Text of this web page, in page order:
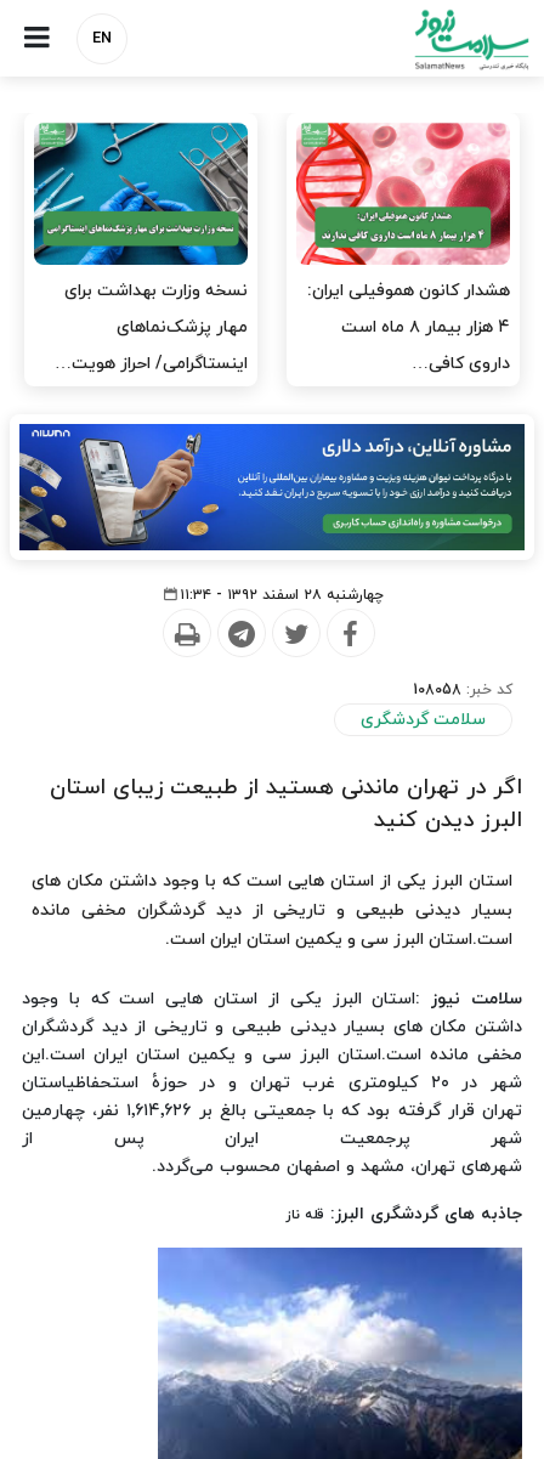
EN
مدیران پرستاری باید حامی
پرستاران باشند، نه عامل فشار
مدیریت سلامت، میدان
آزمون و خطا نیست
چهارشنبه ۲۸ اسفند ۱۳۹۲ - ۱۱:۳۴
کد خبر: 108058
سلامت گردشگری
اگر در تهران ماندنی هستید از طبیعت زیبای استان
البرز دیدن کنید
استان البرز یکی از استان هایی است که با وجود داشتن مکان های
بسیار دیدنی طبیعی و تاریخی از دید گردشگران مخفی مانده
است.استان البرز سی و یکمین استان ایران است.
سلامت نیوز :استان البرز یکی از استان هایی است که با وجود
داشتن مکان های بسیار دیدنی طبیعی و تاریخی از دید گردشگران
مخفی مانده است.استان البرز سی و یکمین استان ایران است.این
شهر در ۲۰ کیلومتری غرب تهران و در حوزهٔ استحفاظیاستان
تهران قرار گرفته بود که با جمعیتی بالغ بر ۱٬۶۱۴٬۶۲۶ نفر، چهارمین
شهر پرجمعیت ایران پس از
شهرهای تهران، مشهد و اصفهان محسوب می‌گردد.
جاذبه های گردشگری البرز: قله ناز